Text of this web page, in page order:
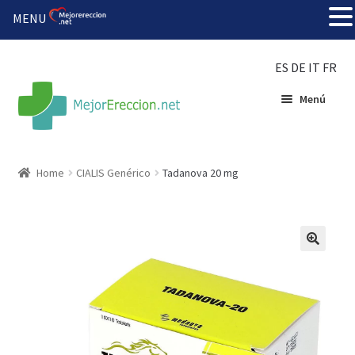
ES DE IT FR
Menú
Super amoureux
Home CIALIS Genérico Tadanova 20 mg
MENU